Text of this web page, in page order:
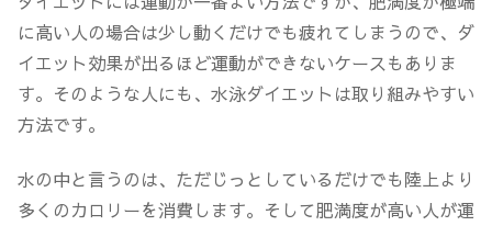
に高い人の場合は少し動くだけでも疲れてしまうので、ダ
イエット効果が出るほど運動ができないケースもありま
す。そのような人にも、水泳ダイエットは取り組みやすい
方法です。
水の中と言うのは、ただじっとしているだけでも陸上より
多くのカロリーを消費します。そして肥満度が高い人が運